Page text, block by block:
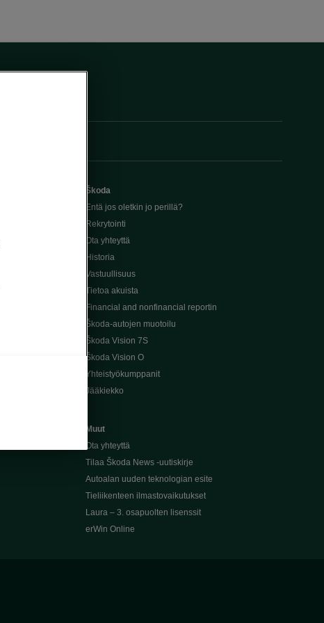
Škoda
Entä jos oletkin jo perillä?
Rekrytointi
Ota yhteyttä
Historia
Vastuullisuus
Tietoa akuista
Financial and nonfinancial reportin
Škoda-autojen muotoilu
Škoda Vision 7S
Škoda Vision O
Yhteistyökumppanit
Jääkiekko
Muut
Ota yhteyttä
Tilaa Škoda News -uutiskirje
Autoalan uuden teknologian esite
Tieliikenteen ilmastovaikutukset
Laura – 3. osapuolten lisenssit
erWin Online